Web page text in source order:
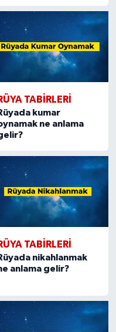
TABIRLERI
kumar
ne anlama
TABIRLERI
nikahlanmak
anlama gelir?